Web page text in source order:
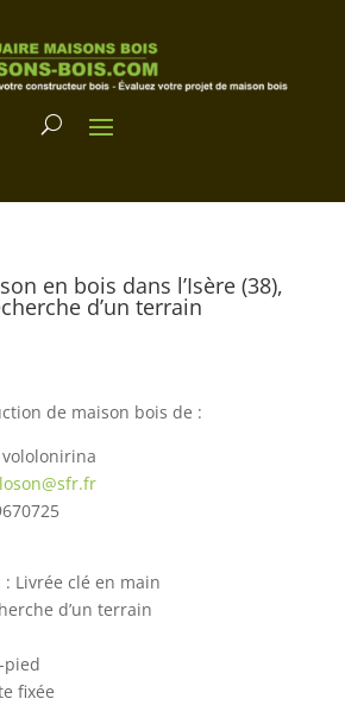
en bois dans l’Isère (38),
d’un terrain
de maison bois de :
Livrée clé en main
d’un terrain
pied
fixée